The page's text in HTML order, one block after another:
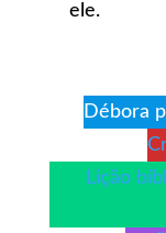
ele.
Débora
Lição